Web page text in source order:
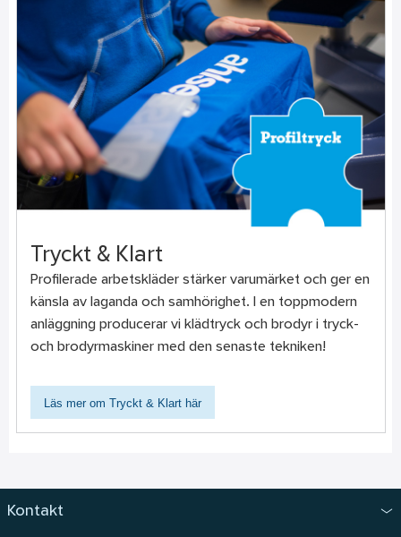
Tryckt & Klart
Profilerade arbetskläder stärker varumärket och ger en
känsla av laganda och samhörighet. I en toppmodern
anläggning producerar vi klädtryck och brodyr i tryck-
och brodyrmaskiner med den senaste tekniken!
Läs mer om Tryckt & Klart här
Kontakt